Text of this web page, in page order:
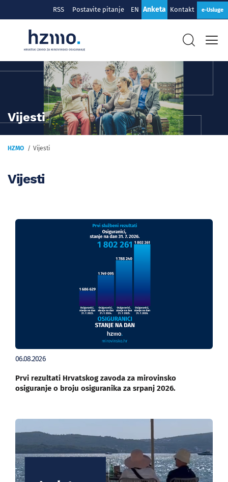
RSS Postavite pitanje EN Anketa Kontakt e-Usluge
Vijesti
HZMO Vijesti
Vijesti
06.08.2026
Prvi rezultati Hrvatskog zavoda za mirovinsko
osiguranje o broju osiguranika za srpanj 2026.